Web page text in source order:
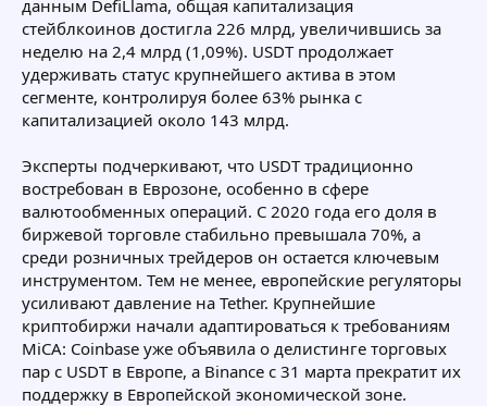
данным DefiLlama, общая капитализация
стейблкоинов достигла 226 млрд, увеличившись за
неделю на 2,4 млрд (1,09%). USDT продолжает
удерживать статус крупнейшего актива в этом
сегменте, контролируя более 63% рынка с
капитализацией около 143 млрд.
Эксперты подчеркивают, что USDT традиционно
востребован в Еврозоне, особенно в сфере
валютообменных операций. С 2020 года его доля в
биржевой торговле стабильно превышала 70%, а
среди розничных трейдеров он остается ключевым
инструментом. Тем не менее, европейские регуляторы
усиливают давление на Tether. Крупнейшие
криптобиржи начали адаптироваться к требованиям
MiCA: Coinbase уже объявила о делистинге торговых
пар с USDT в Европе, а Binance с 31 марта прекратит их
поддержку в Европейской экономической зоне.